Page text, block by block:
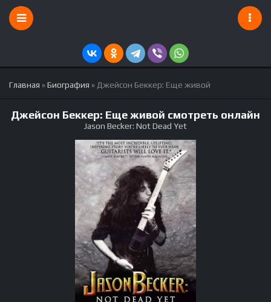
Главная »Биография » Джейсон Беккер: Еще живой
Джейсон Беккер: Еще живой смотреть онлайн
Jason Becker: Not Dead Yet